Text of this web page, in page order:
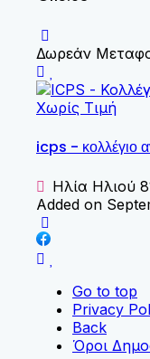
Δωρεάν
Χωρίς Τιμή
icps - κολλέγιο
Ηλία Ηλιού
Added on
Go to top
Privacy
Back
Όροι